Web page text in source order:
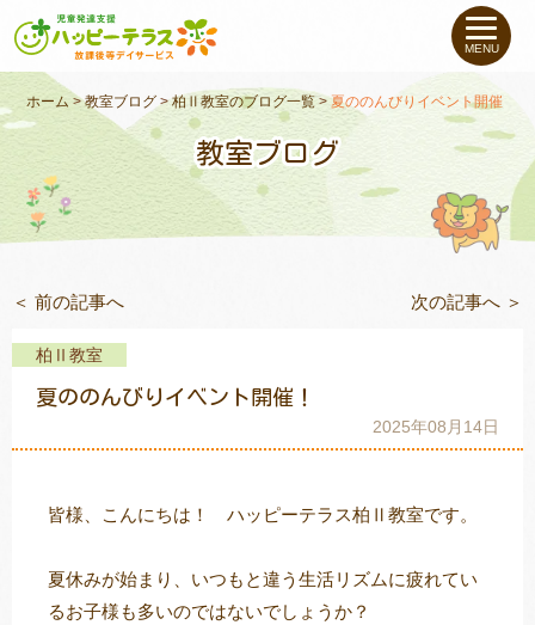
私たちについて
未就学のお子さま（０〜６才）
小学生〜高校生のお子さま
支援事例
教室一覧
MENU
ホーム >教室ブログ>柏Ⅱ教室のブログ一覧>夏ののんびりイベント開催！
教室ブログ
＜ 前の記事へ 次の記事へ ＞
柏Ⅱ教室
夏ののんびりイベント開催！
2025年08月14日
皆様、こんにちは！ ハッピーテラス柏Ⅱ教室です。
夏休みが始まり、いつもと違う生活リズムに疲れてい
るお子様も多いのではないでしょうか？